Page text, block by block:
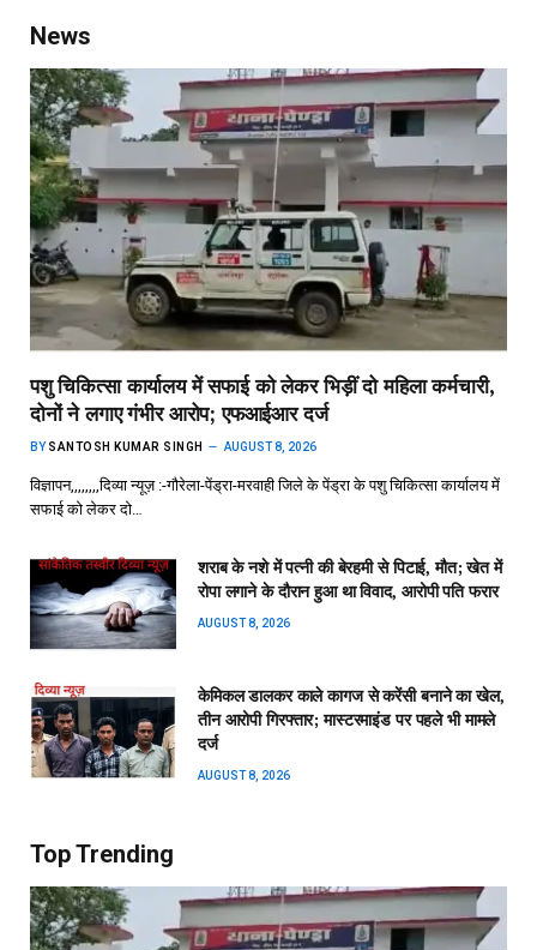
News
पशु चिकित्सा कार्यालय में सफाई को लेकर भिड़ीं दो महिला कर्मचारी,
दोनों ने लगाए गंभीर आरोप; एफआईआर दर्ज
BY SANTOSH KUMAR SINGH AUGUST 8, 2026
विज्ञापन,,,,,,,,दिव्या न्यूज़ :-गौरेला-पेंड्रा-मरवाही जिले के पेंड्रा के पशु चिकित्सा कार्यालय में
सफाई को लेकर दो…
शराब के नशे में पत्नी की बेरहमी से पिटाई, मौत; खेत में
रोपा लगाने के दौरान हुआ था विवाद, आरोपी पति फरार
AUGUST 8, 2026
केमिकल डालकर काले कागज से करेंसी बनाने का खेल,
तीन आरोपी गिरफ्तार; मास्टरमाइंड पर पहले भी मामले
दर्ज
AUGUST 8, 2026
Top Trending